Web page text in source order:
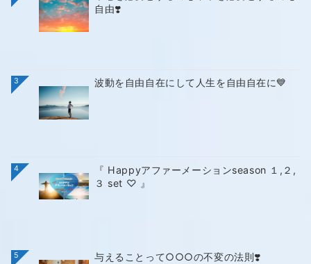
自由❣️
3 波動を自由自在にして人生を自由自在に💙
4
『 Happyアファーメーションseason １,２,
３ set ♡ 』
5 与えることって○○○の不変の法則❣️